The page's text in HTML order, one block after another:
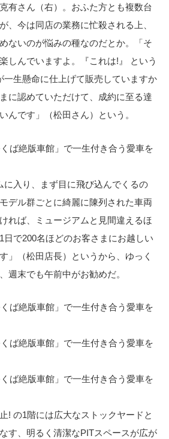
有さん（右）。おふた方とも複数台
、今は同店の業務に忙殺される上、
ないのが悩みの種なのだとか。「そ
しんでいますよ。『これは!』 という
一生懸命に仕上げて販売していますか
に認めていただけて、成約に至る達
んです」（松田さん）という。
に入り、まず目に飛び込んでくるの
デル群ごとに綺麗に陳列された車両
れば、ミュージアムと見間違えるほ
日で200名ほどのお客さまにお越しい
」（松田店長）というから、ゆっく
週末でも午前中がお勧めだ。
! の1階には広大なストックヤードと
す、明るく清潔なPITスペースが広が